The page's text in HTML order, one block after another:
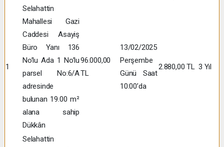
1
Selahattin
Mahallesi Gazi
Caddesi Asayiş
Büro Yanı 136
No’lu Ada 1 No’lu
parsel No:6/A
adresinde
bulunan 19.00 m²
alana sahip
Dükkân
96.000,00
TL
13/02/2025
Perşembe
Günü Saat
10:00’da
2.880,00 TL 3 Yıl
Selahattin